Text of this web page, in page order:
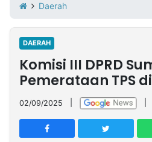
Iklan
Berita
Kami
Nasional
International
Olahraga
Entertainment
Daerah
Pariwisata
Kuliner
Kolom
Network
PT
Daerah
DAERAH
Komisi III DPRD
Pemerataan TPS
02/09/2025